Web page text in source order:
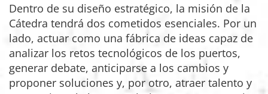
Dentro de su diseño estratégico, la misión de la
Cátedra tendrá dos cometidos esenciales. Por un
lado, actuar como una fábrica de ideas capaz de
analizar los retos tecnológicos de los puertos,
generar debate, anticiparse a los cambios y
proponer soluciones y, por otro, atraer talento y